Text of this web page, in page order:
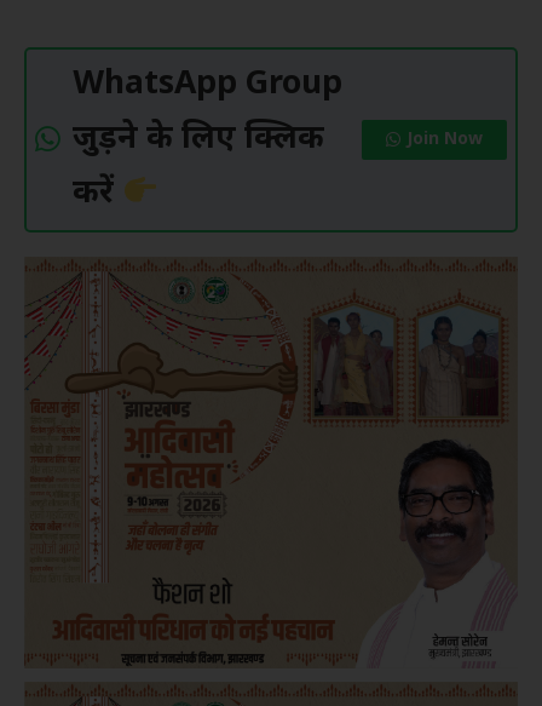
WhatsApp Group
जुड़ने के लिए क्लिक
करें
Join Now